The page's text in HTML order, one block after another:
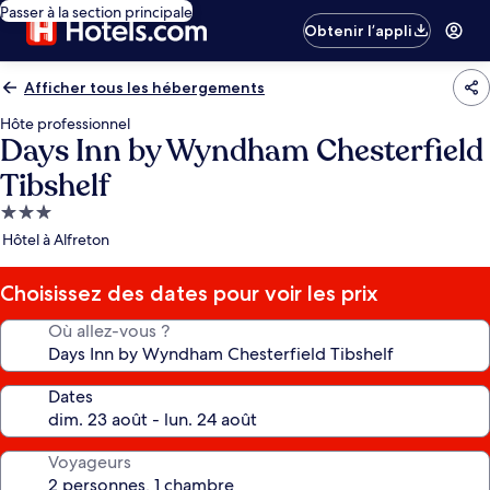
Passer à la section principale
Obtenir l’appli
Afficher tous les hébergements
Hôte professionnel
Days Inn by Wyndham Chesterfield
Tibshelf
Hébergement
3.0 étoiles
Hôtel à Alfreton
Choisissez des dates pour voir les prix
Où allez-vous ?
Dates
Voyageurs